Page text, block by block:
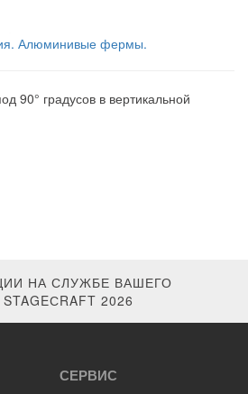
Алюминивые фермы.
90° градусов в вертикальной
НА СЛУЖБЕ ВАШЕГО
2026
СЕРВИС